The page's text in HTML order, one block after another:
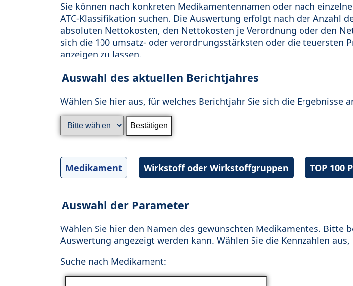
Sie können nach konkreten Medikamentennamen oder nach
ATC-Klassifikation suchen. Die Auswertung erfolgt nach der Anzahl
absoluten Nettokosten, den Nettokosten je Verordnung oder den
sich die 100 umsatz- oder verordnungsstärksten oder die teuersten
anzeigen zu lassen.
Auswahl des aktuellen Berichtjahres
Wählen Sie hier aus, für welches Berichtjahr Sie sich die Ergebnisse
Medikament Wirkstoff oder Wirkstoffgruppen TOP 100
Auswahl der Parameter
Wählen Sie hier den Namen des gewünschten Medikamentes. Bitte
Auswertung angezeigt werden kann. Wählen Sie die Kennzahlen
Suche nach Medikament: